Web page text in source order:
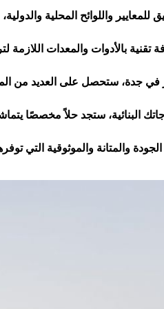
للمعايير واللوائح المحلية
تقنية بالأدوات والمعدات
في جدة، ستحصل على العديد من
البنائية، ستجد حلاً مخصصًا
والمتانة والموثوقية التي